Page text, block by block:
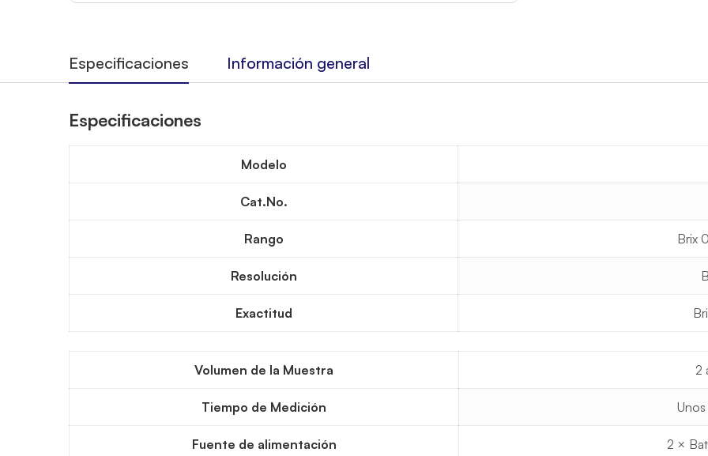
Especificaciones Información general
Especificaciones
Modelo
Cat.No.
Rango Brix
Resolución
Exactitud
Volumen de la Muestra 2
Tiempo de Medición
Fuente de alimentación 2 ×